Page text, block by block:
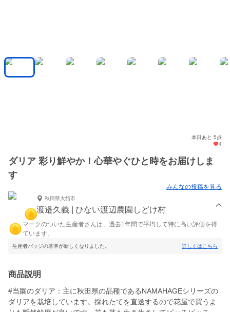
本日あと 5点
4
ダリア 彩り鮮やか！心華やぐひと時をお届けしま
す
みんなの投稿を見る
秋田県大館市
渡邉久義 | ひない渡辺農園しどけ村
マークのついた生産者さんは、過去1年間で平均して特に高い評価を得
ています。
生産者バッジの基準が新しくなりました。 詳しくはこちら
商品説明
#当園のダリア：主に秋田県の品種であるNAMAHAGEシリーズの
ダリアを栽培しています。採れたてを直送するので花屋で買うよ